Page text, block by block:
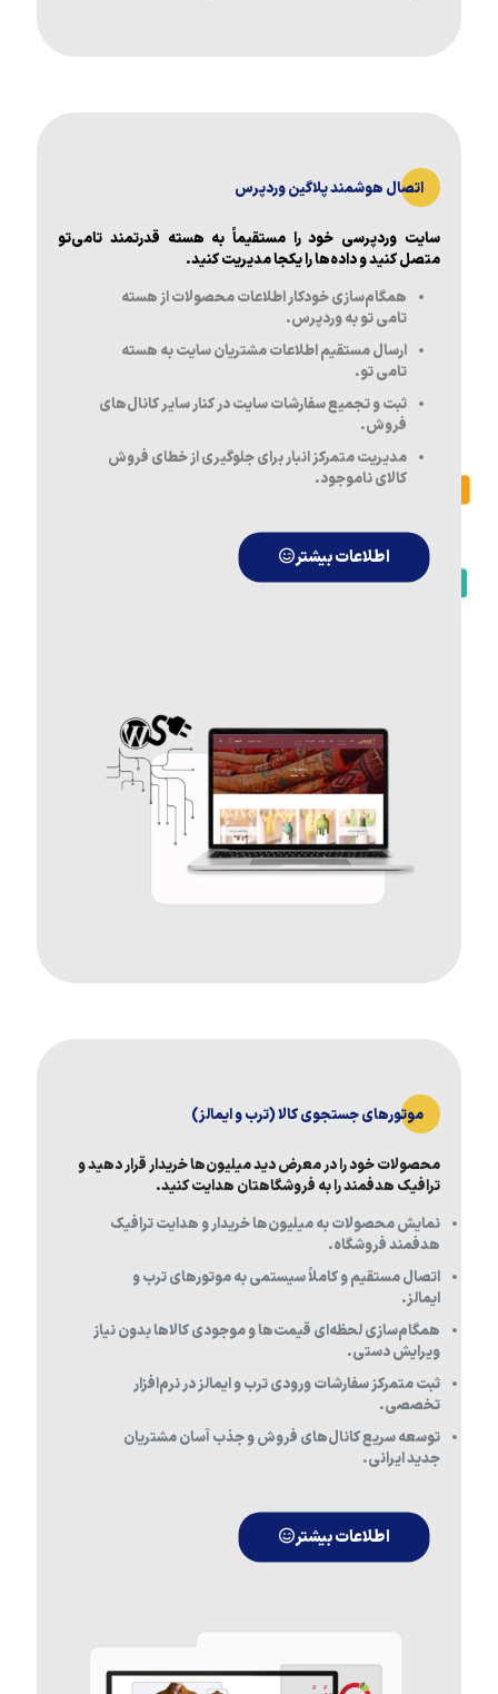
اتصال هوشمند پلاگین وردپرس
سایت وردپرسی خود را مستقیماً به هسته قدرتمند تامی‌تو
متصل کنید و داده‌ها را یکجا مدیریت کنید.
همگام‌سازی خودکار اطلاعات محصولات از هسته
تامی تو به وردپرس.
ارسال مستقیم اطلاعات مشتریان سایت به هسته
تامی تو.
ثبت و تجمیع سفارشات سایت در کنار سایر کانال‌های
فروش.
مدیریت متمرکز انبار برای جلوگیری از خطای فروش
کالای ناموجود.
اطلاعات بیشتر
موتورهای جستجوی کالا (ترب و ایمالز)
محصولات خود را در معرض دید میلیون‌ها خریدار قرار دهید و
ترافیک هدفمند را به فروشگاهتان هدایت کنید.
نمایش محصولات به میلیون‌ها خریدار و هدایت ترافیک
هدفمند فروشگاه.
اتصال مستقیم و کاملاً سیستمی به موتورهای ترب و
ایمالز.
همگام‌سازی لحظه‌ای قیمت‌ها و موجودی کالاها بدون نیاز
ویرایش دستی.
ثبت متمرکز سفارشات ورودی ترب و ایمالز در نرم‌افزار
تخصصی.
توسعه سریع کانال‌های فروش و جذب آسان مشتریان
جدید ایرانی.
اطلاعات بیشتر